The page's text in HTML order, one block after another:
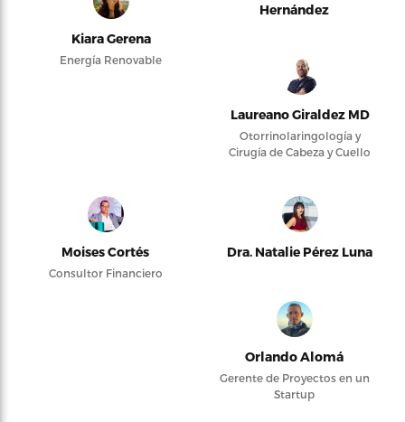
Kiara Gerena
Energía Renovable
Hernández
Laureano Giraldez MD
Otorrinolaringología y
Cirugía de Cabeza y Cuello
Moises Cortés
Consultor Financiero
Dra. Natalie Pérez Luna
Orlando Alomá
Gerente de Proyectos en un
Startup